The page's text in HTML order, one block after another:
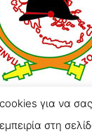
2105248128
για να
στη